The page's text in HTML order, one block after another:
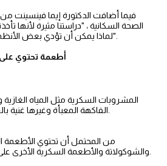
فيما أضافت الدكتورة إيما فينسينت من
الصحة السكانية ، "دراستنا مثيرة لأنها
لماذا يمكن أن تؤدي بعض الأنظمة الغذائية إلى اعتلال الصحة".
5 أطعمة تحتوي
المشروبات السكرية مثل المياه
من المحتمل أن تحتوي الأطعمة